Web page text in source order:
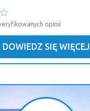
opinii
DOWIEDZ SIĘ WIĘCEJ